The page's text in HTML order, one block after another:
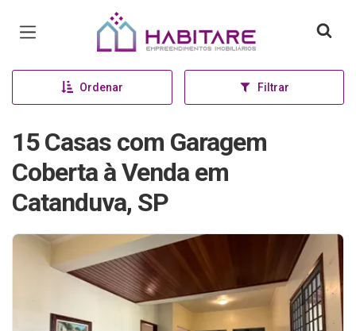
Página inicial
Ordenar Filtrar
15 Casas com Garagem
Coberta à Venda em
Catanduva, SP